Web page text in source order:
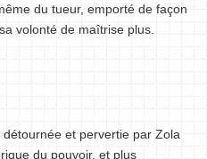
du tueur, emporté de façon
volonté de maîtrise plus.
et pervertie par Zola
du pouvoir, et plus